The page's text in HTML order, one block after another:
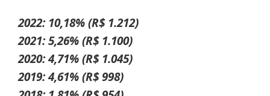
2022: 10,18% (R$ 1.212)
2021: 5,26% (R$ 1.100)
2020: 4,71% (R$ 1.045)
2019: 4,61% (R$ 998)